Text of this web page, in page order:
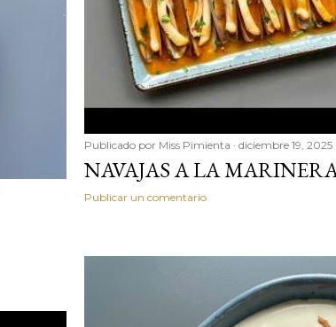
Publicado por Miss Pimienta diciembre 19, 2025
NAVAJAS A LA
Publicar un comentario